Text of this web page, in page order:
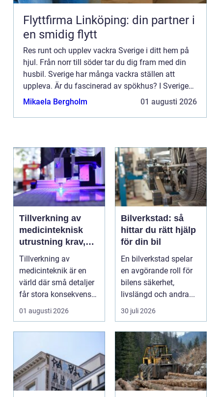
Flyttfirma Linköping: din partner i
en smidig flytt
Res runt och upplev vackra Sverige i ditt hem på
hjul. Från norr till söder tar du dig fram med din
husbil. Sverige har många vackra ställen att
uppleva. Är du fascinerad av spökhus? I Sverige
hittar man flera byggnader som det sägs spöka i.
Mikaela Bergholm 01 augusti 2026
Tillverkning av
medicinteknisk
utrustning krav,
kvalitet och
precision
Tillverkning av
medicinteknik är en
värld där små detaljer
får stora konsekvenser.
En liten avvikels...
01 augusti 2026
Bilverkstad: så
hittar du rätt hjälp
för din bil
En bilverkstad spelar
en avgörande roll för
bilens säkerhet,
livslängd och andra...
30 juli 2026